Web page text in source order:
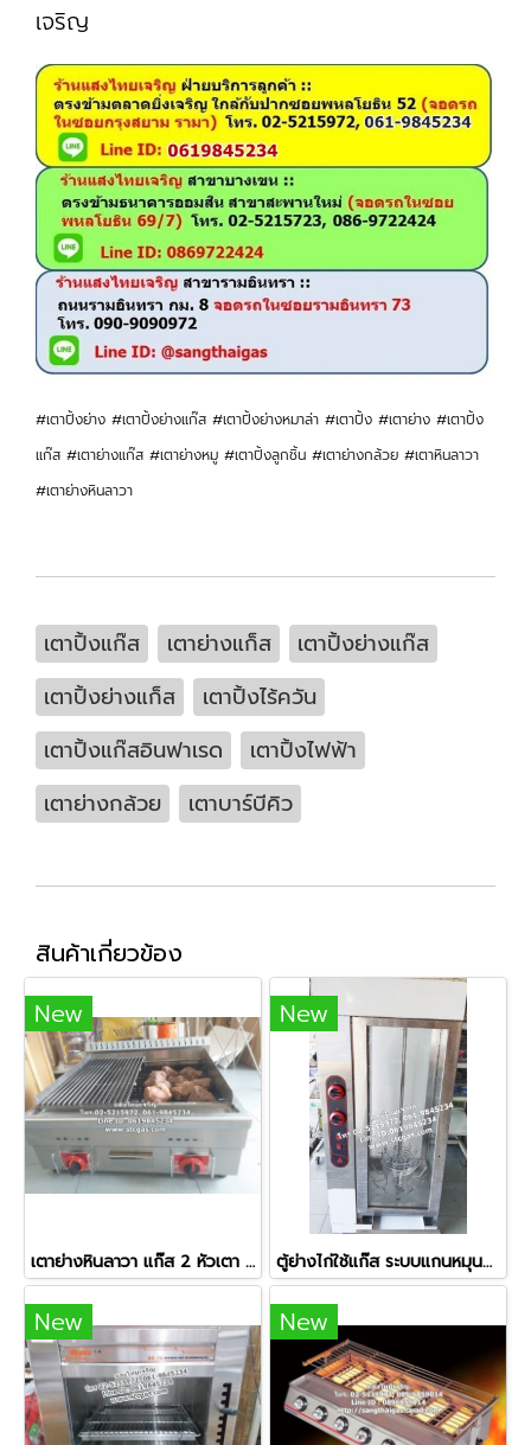
เจริญ
#เตาปิ้งย่าง #เตาปิ้งย่างแก๊ส #เตาปิ้งย่างหมาล่า #เตาปิ้ง #เตาย่าง #เตาปิ้ง
แก๊ส #เตาย่างแก๊ส #เตาย่างหมู #เตาปิ้งลูกชิ้น #เตาย่างกล้วย #เตาหินลาวา
#เตาย่างหินลาวา
เตาปิ้งแก๊ส เตาย่างแก็ส
เตาปิ้งย่างแก๊ส
เตาปิ้งย่างแก็ส
เตาปิ้งไร้ควัน
เตาปิ้งแก๊สอินฟาเรด
เตาปิ้งไฟฟ้า
เตาย่างกล้วย
เตาบาร์บีคิว
สินค้าเกี่ยวข้อง
New
เตาย่างหินลาวา แก๊ส 2 หัวเตา หน้าเตากว้างพิเศษ
New
ตู้ย่างไก่ใช้แก๊ส ระบบแกนหมุนอัตโนมัติ ย่างไก่ได้ครั้งละ 12 ตัว
New New